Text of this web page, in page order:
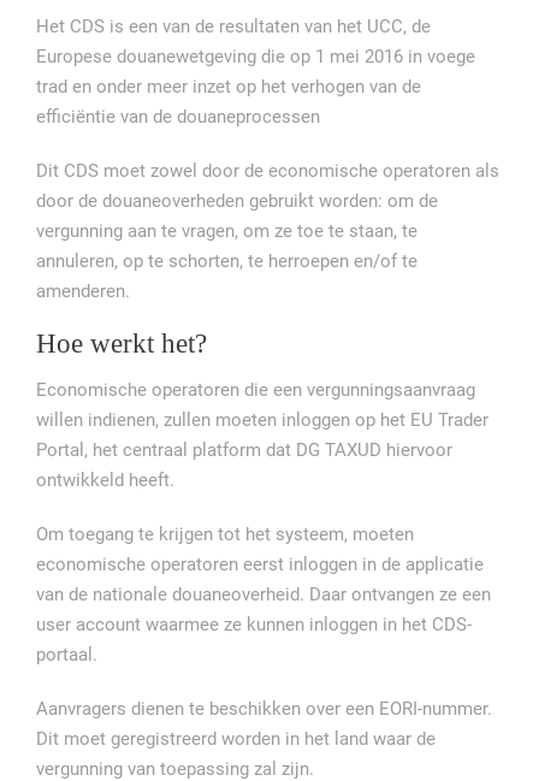
Het CDS is een van de resultaten van het UCC, de
Europese douanewetgeving die op 1 mei 2016 in voege
trad en onder meer inzet op het verhogen van de
efficiëntie van de douaneprocessen
Dit CDS moet zowel door de economische operatoren als
door de douaneoverheden gebruikt worden: om de
vergunning aan te vragen, om ze toe te staan, te
annuleren, op te schorten, te herroepen en/of te
amenderen.
Hoe werkt het?
Economische operatoren die een vergunningsaanvraag
willen indienen, zullen moeten inloggen op het EU Trader
Portal, het centraal platform dat DG TAXUD hiervoor
ontwikkeld heeft.
Om toegang te krijgen tot het systeem, moeten
economische operatoren eerst inloggen in de applicatie
van de nationale douaneoverheid. Daar ontvangen ze een
user account waarmee ze kunnen inloggen in het CDS-
portaal.
Aanvragers dienen te beschikken over een EORI-nummer.
Dit moet geregistreerd worden in het land waar de
vergunning van toepassing zal zijn.